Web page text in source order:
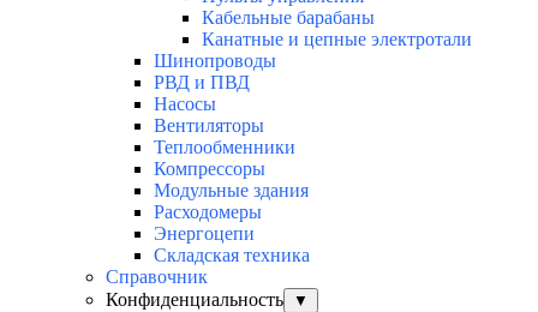
Кабельные барабаны
Канатные и цепные электротали
Шинопроводы
РВД и ПВД
Насосы
Вентиляторы
Теплообменники
Компрессоры
Модульные здания
Расходомеры
Энергоцепи
Складская техника
Справочник
Конфиденциальность
▼